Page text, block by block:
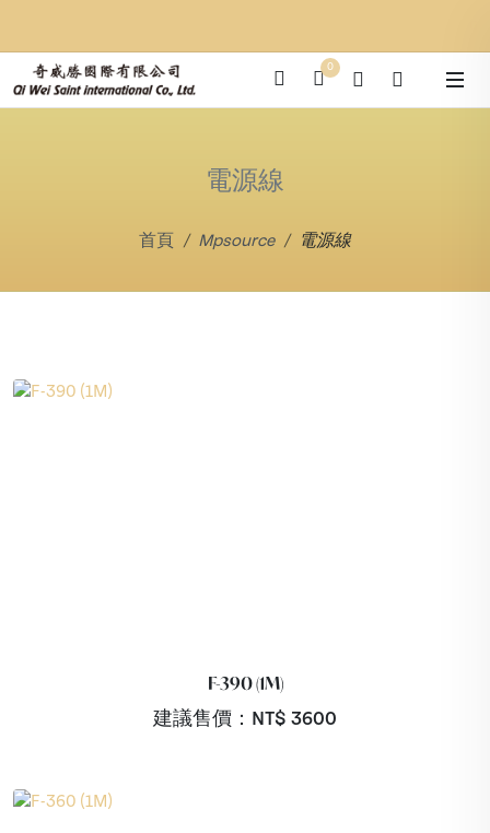
0
電源線
首頁 Mpsource 電源線
F-390 (1M)
建議售價：NT$ 3600